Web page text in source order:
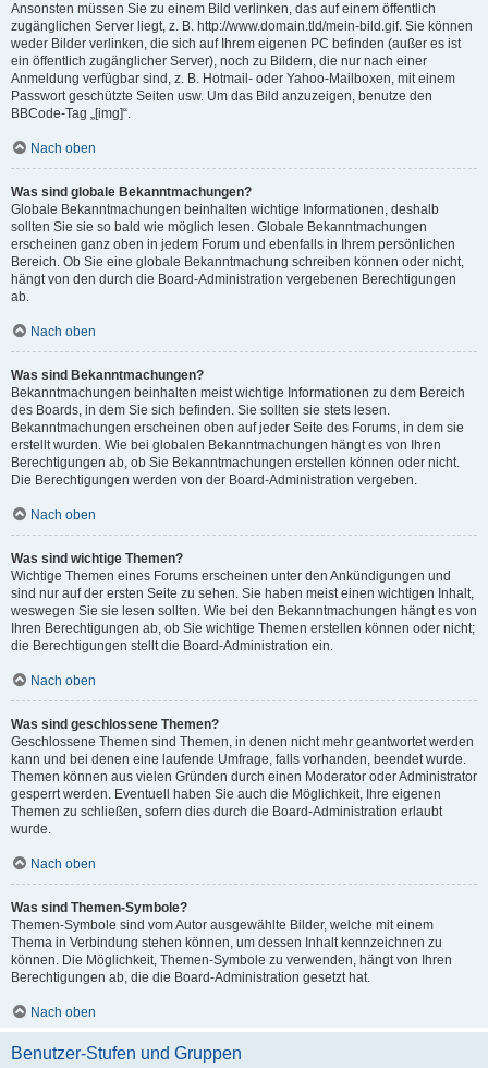
Ansonsten müssen Sie zu einem Bild verlinken, das auf einem öffentlich
zugänglichen Server liegt, z. B. http://www.domain.tld/mein-bild.gif. Sie können
weder Bilder verlinken, die sich auf Ihrem eigenen PC befinden (außer es ist
ein öffentlich zugänglicher Server), noch zu Bildern, die nur nach einer
Anmeldung verfügbar sind, z. B. Hotmail- oder Yahoo-Mailboxen, mit einem
Passwort geschützte Seiten usw. Um das Bild anzuzeigen, benutze den
BBCode-Tag „[img]“.
Nach oben
Was sind globale Bekanntmachungen?
Globale Bekanntmachungen beinhalten wichtige Informationen, deshalb
sollten Sie sie so bald wie möglich lesen. Globale Bekanntmachungen
erscheinen ganz oben in jedem Forum und ebenfalls in Ihrem persönlichen
Bereich. Ob Sie eine globale Bekanntmachung schreiben können oder nicht,
hängt von den durch die Board-Administration vergebenen Berechtigungen
ab.
Nach oben
Was sind Bekanntmachungen?
Bekanntmachungen beinhalten meist wichtige Informationen zu dem Bereich
des Boards, in dem Sie sich befinden. Sie sollten sie stets lesen.
Bekanntmachungen erscheinen oben auf jeder Seite des Forums, in dem sie
erstellt wurden. Wie bei globalen Bekanntmachungen hängt es von Ihren
Berechtigungen ab, ob Sie Bekanntmachungen erstellen können oder nicht.
Die Berechtigungen werden von der Board-Administration vergeben.
Nach oben
Was sind wichtige Themen?
Wichtige Themen eines Forums erscheinen unter den Ankündigungen und
sind nur auf der ersten Seite zu sehen. Sie haben meist einen wichtigen Inhalt,
weswegen Sie sie lesen sollten. Wie bei den Bekanntmachungen hängt es von
Ihren Berechtigungen ab, ob Sie wichtige Themen erstellen können oder nicht;
die Berechtigungen stellt die Board-Administration ein.
Nach oben
Was sind geschlossene Themen?
Geschlossene Themen sind Themen, in denen nicht mehr geantwortet werden
kann und bei denen eine laufende Umfrage, falls vorhanden, beendet wurde.
Themen können aus vielen Gründen durch einen Moderator oder Administrator
gesperrt werden. Eventuell haben Sie auch die Möglichkeit, Ihre eigenen
Themen zu schließen, sofern dies durch die Board-Administration erlaubt
wurde.
Nach oben
Was sind Themen-Symbole?
Themen-Symbole sind vom Autor ausgewählte Bilder, welche mit einem
Thema in Verbindung stehen können, um dessen Inhalt kennzeichnen zu
können. Die Möglichkeit, Themen-Symbole zu verwenden, hängt von Ihren
Berechtigungen ab, die die Board-Administration gesetzt hat.
Nach oben
Benutzer-Stufen und Gruppen